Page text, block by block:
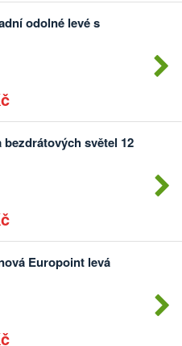
odolné levé s
bezdrátových světel 12
Europoint levá